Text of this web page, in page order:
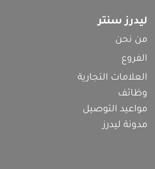
ليدرز سنتر
من نحن
الفروع
العلامات التجارية
وظائف
مواعيد التوصيل
مدونة ليدرز